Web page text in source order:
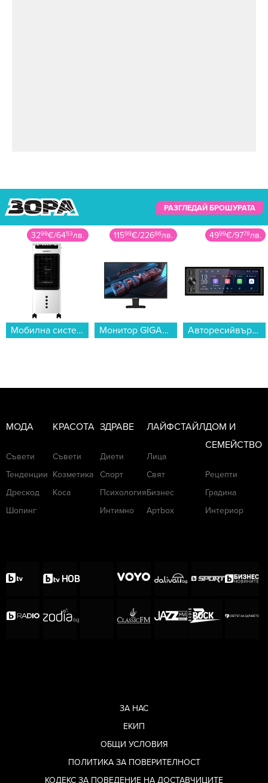
РАЗГЛЕДАЙ БРОШУРАТА
3299€/6453лв.
Мобилна система Crown MCS-5L55W...
11599€/22686лв.
Монитор GIGABYTE GS25F2 , 24.50...
4999€/9778лв.
Авторесийвър Crown AUDRO...
МОДА
Съвети
Тенденции
Дрескод
Шопинг
КРАСОТА
Съвети
Козметика
Коса
ЗДРАВЕ
Диети
Спорт
Психология
Интимно
ЛАЙФСТАЙЛ
Лица
Свят
Бизнес
Артbox
ДОМ И
СЕМЕЙСТВО
Рецепти
Градина
Интериор
ЗА НАС
ЕКИП
ОБЩИ УСЛОВИЯ
ПОЛИТИКА ЗА ПОВЕРИТЕЛНОСТ
КОДЕКС ЗА ПОВЕДЕНИЕ НА ДОСТАВЧИЦИТЕ